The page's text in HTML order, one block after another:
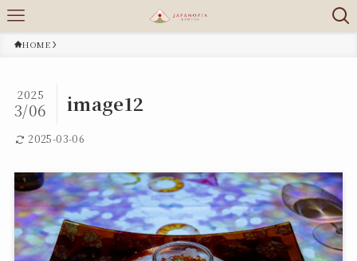
HOME
image12
2025
3/06
2025-03-06